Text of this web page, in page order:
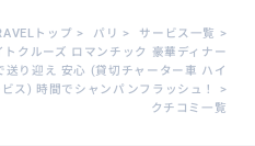
トップ > パリ > サービス一覧 >
クルーズ ロマンチック 豪華ディナー
り迎え 安心 (貸切チャーター車 ハイ
ス) 時間でシャンパンフラッシュ！
>
クチコミ一覧